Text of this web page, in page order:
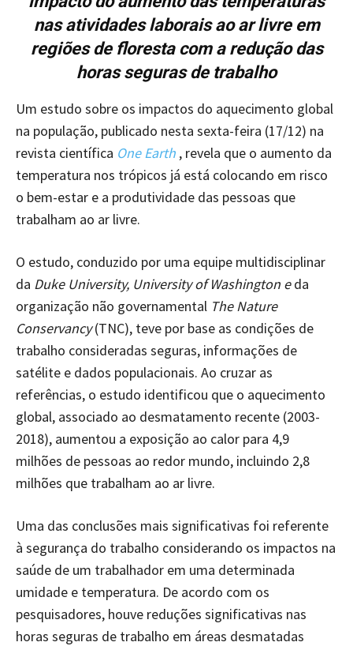
nas atividades laborais ao ar livre em
regiões de floresta com a redução das
horas seguras de trabalho
Um estudo sobre os impactos do aquecimento global
na população, publicado nesta sexta-feira (17/12) na
revista científica One Earth , revela que o aumento da
temperatura nos trópicos já está colocando em risco
o bem-estar e a produtividade das pessoas que
trabalham ao ar livre.
O estudo, conduzido por uma equipe multidisciplinar
da Duke University, University of Washington eda
organização não governamental The Nature
Conservancy(TNC), teve por base as condições de
trabalho consideradas seguras, informações de
satélite e dados populacionais. Ao cruzar as
referências, o estudo identificou que o aquecimento
global, associado ao desmatamento recente (2003-
2018), aumentou a exposição ao calor para 4,9
milhões de pessoas ao redor mundo, incluindo 2,8
milhões que trabalham ao ar livre.
Uma das conclusões mais significativas foi referente
à segurança do trabalho considerando os impactos na
saúde de um trabalhador em uma determinada
umidade e temperatura. De acordo com os
pesquisadores, houve reduções significativas nas
horas seguras de trabalho em áreas desmatadas